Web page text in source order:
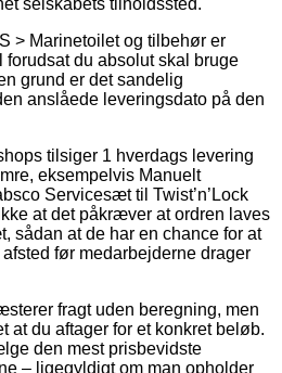
> Marinetoilet og tilbehør er
du absolut skal bruge
grund er det sandelig
anslåede leveringsdato på den
tilsiger 1 hverdags levering
eksempelvis Manuelt
Servicesæt til Twist’n’Lock
at det påkræver at ordren laves
sådan at de har en chance for at
før medarbejderne drager
fragt uden beregning, men
at du aftager for et konkret beløb.
den mest prisbevidste
– ligegyldigt om man opholder